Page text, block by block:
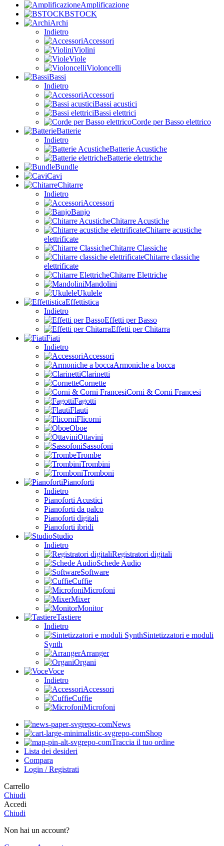
Amplificazione
BSTOCK
Archi
Indietro
Accessori
Violini
Viole
Violoncelli
Bassi
Indietro
Accessori
Bassi acustici
Bassi elettrici
Corde per Basso elettrico
Batterie
Indietro
Batterie Acustiche
Batterie elettriche
Bundle
Cavi
Chitarre
Indietro
Accessori
Banjo
Chitarre Acustiche
Chitarre acustiche
elettrificate
Chitarre Classiche
Chitarre classiche
elettrificate
Chitarre Elettriche
Mandolini
Ukulele
Effettistica
Indietro
Effetti per Basso
Effetti per Chitarra
Fiati
Indietro
Accessori
Armoniche a bocca
Clarinetti
Cornette
Corni & Corni Francesi
Fagotti
Flauti
Flicorni
Oboe
Ottavini
Sassofoni
Trombe
Trombini
Tromboni
Pianoforti
Indietro
Pianoforti Acustici
Pianoforti da palco
Pianoforti digitali
Pianoforti ibridi
Studio
Indietro
Registratori digitali
Schede Audio
Software
Cuffie
Microfoni
Mixer
Monitor
Tastiere
Indietro
Sintetizzatori e moduli
Synth
Arranger
Organi
Voce
Indietro
Accessori
Cuffie
Microfoni
News
Shop
Traccia il tuo ordine
Lista dei desideri
Compara
Login / Registrati
Carrello
Chiudi
Accedi
Chiudi
Non hai un account?